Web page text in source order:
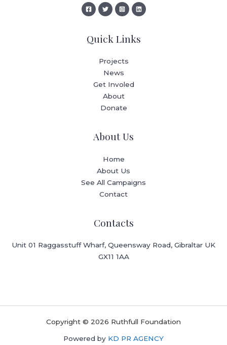
Quick Links
Projects
News
Get Involed
About
Donate
About Us
Home
About Us
See All Campaigns
Contact
Contacts
Unit 01 Raggasstuff Wharf, Queensway Road, Gibraltar UK
GX11 1AA
Copyright © 2026 Ruthfull Foundation
Powered by KD PR AGENCY